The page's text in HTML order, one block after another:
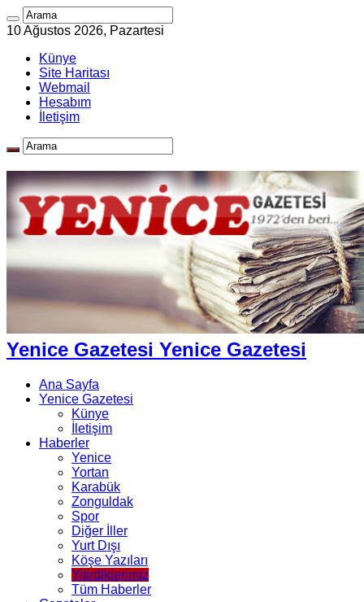
10 Ağustos 2026, Pazartesi
Künye
Site Haritası
Webmail
Hesabım
İletişim
Yenice Gazetesi Yenice Gazetesi
Ana Sayfa
Yenice Gazetesi
Künye
İletişim
Haberler
Yenice
Yortan
Karabük
Zonguldak
Spor
Diğer İller
Yurt Dışı
Köşe Yazıları
Yitirdiklerimiz
Tüm Haberler